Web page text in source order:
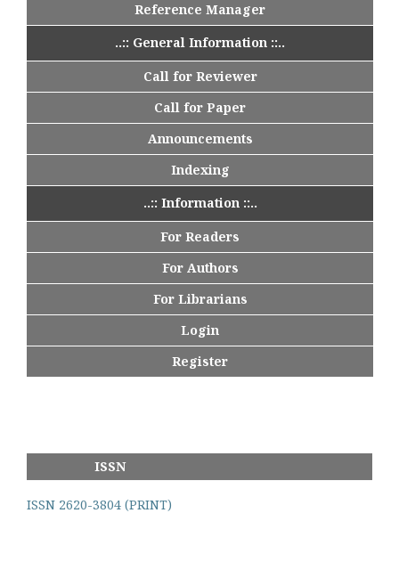
Reference Manager
..:: General Information ::..
Call for Reviewer
Call for Paper
Announcements
Indexing
..:: Information ::..
For Readers
For Authors
For Librarians
Login
Register
ISSN
ISSN 2620-3804 (PRINT)